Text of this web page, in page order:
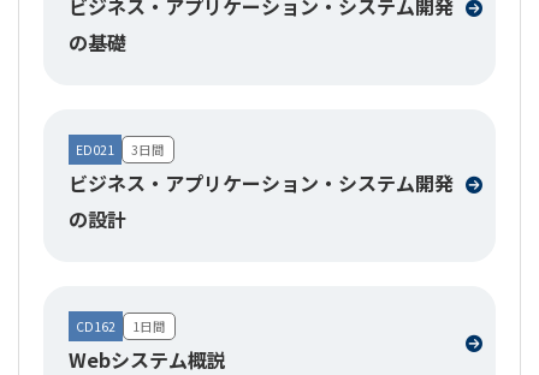
ビジネス・アプリケーション・システム開発
の基礎
ED021
ビジネス・アプリケーション・システム開発
の設計
3日間
CD162
Webシステム概説
1日間